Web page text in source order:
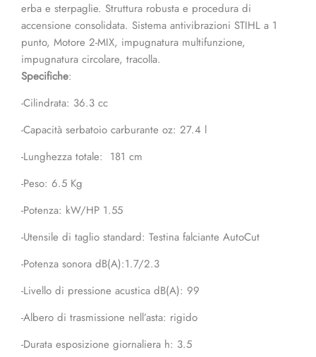
erba e sterpaglie. Struttura robusta e procedura di
accensione consolidata. Sistema antivibrazioni STIHL a 1
punto, Motore 2-MIX, impugnatura multifunzione,
impugnatura circolare, tracolla.
Specifiche:
-Cilindrata: 36.3 cc
-Capacità serbatoio carburante oz: 27.4 l
-Lunghezza totale: 181 cm
-Peso: 6.5 Kg
-Potenza: kW/HP 1.55
-Utensile di taglio standard: Testina falciante AutoCut
-Potenza sonora dB(A):1.7/2.3
-Livello di pressione acustica dB(A): 99
-Albero di trasmissione nell’asta: rigido
-Durata esposizione giornaliera h: 3.5